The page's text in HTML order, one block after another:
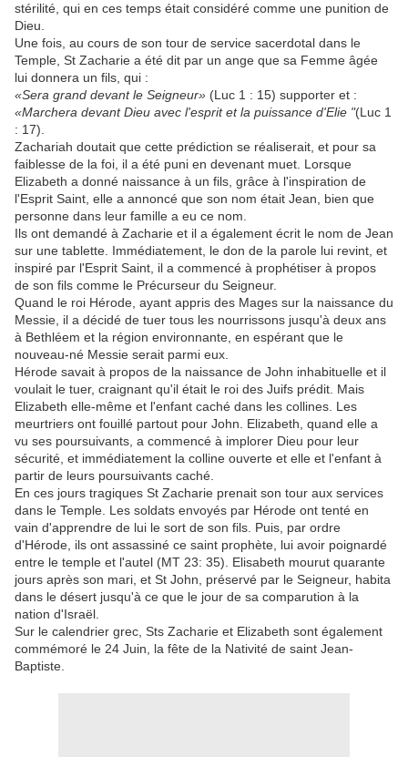
stérilité, qui en ces temps était considéré comme une punition de
Dieu.
Une fois, au cours de son tour de service sacerdotal dans le
Temple, St Zacharie a été dit par un ange que sa Femme âgée
lui donnera un fils, qui :
«Sera grand devant le Seigneur» (Luc 1 : 15) supporter et :
«Marchera devant Dieu avec l'esprit et la puissance d'Elie "(Luc 1
: 17).
Zachariah doutait que cette prédiction se réaliserait, et pour sa
faiblesse de la foi, il a été puni en devenant muet. Lorsque
Elizabeth a donné naissance à un fils, grâce à l'inspiration de
l'Esprit Saint, elle a annoncé que son nom était Jean, bien que
personne dans leur famille a eu ce nom.
Ils ont demandé à Zacharie et il a également écrit le nom de Jean
sur une tablette. Immédiatement, le don de la parole lui revint, et
inspiré par l'Esprit Saint, il a commencé à prophétiser à propos
de son fils comme le Précurseur du Seigneur.
Quand le roi Hérode, ayant appris des Mages sur la naissance du
Messie, il a décidé de tuer tous les nourrissons jusqu'à deux ans
à Bethléem et la région environnante, en espérant que le
nouveau-né Messie serait parmi eux.
Hérode savait à propos de la naissance de John inhabituelle et il
voulait le tuer, craignant qu'il était le roi des Juifs prédit. Mais
Elizabeth elle-même et l'enfant caché dans les collines. Les
meurtriers ont fouillé partout pour John. Elizabeth, quand elle a
vu ses poursuivants, a commencé à implorer Dieu pour leur
sécurité, et immédiatement la colline ouverte et elle et l'enfant à
partir de leurs poursuivants caché.
En ces jours tragiques St Zacharie prenait son tour aux services
dans le Temple. Les soldats envoyés par Hérode ont tenté en
vain d'apprendre de lui le sort de son fils. Puis, par ordre
d'Hérode, ils ont assassiné ce saint prophète, lui avoir poignardé
entre le temple et l'autel (MT 23: 35). Elisabeth mourut quarante
jours après son mari, et St John, préservé par le Seigneur, habita
dans le désert jusqu'à ce que le jour de sa comparution à la
nation d'Israël.
Sur le calendrier grec, Sts Zacharie et Elizabeth sont également
commémoré le 24 Juin, la fête de la Nativité de saint Jean-
Baptiste.